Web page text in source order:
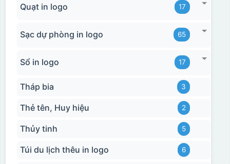
Quạt in logo 17
Sạc dự phòng in logo 65
Sổ in logo 17
Tháp bia 3
Thẻ tên, Huy hiệu 2
Thủy tinh 5
Túi du lịch thêu in logo 6